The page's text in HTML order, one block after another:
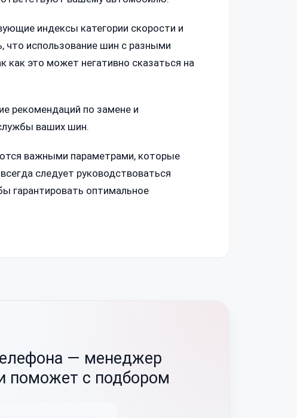
индексы категории скорости и
что использование шин с разными
как это может негативно сказаться на
рекомендаций по замене и
ваших шин.
важными параметрами, которые
следует руководствоваться
гарантировать оптимальное
— менеджер
поможет с подбором